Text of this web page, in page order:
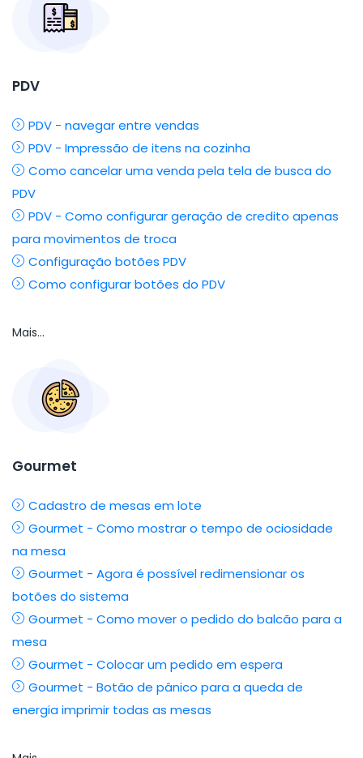
PDV
PDV - navegar entre vendas
PDV - Impressão de itens na cozinha
Como cancelar uma venda pela tela de busca do
PDV
PDV - Como configurar geração de credito apenas
para movimentos de troca
Configuração botões PDV
Como configurar botões do PDV
Mais...
Gourmet
Cadastro de mesas em lote
Gourmet - Como mostrar o tempo de ociosidade
na mesa
Gourmet - Agora é possível redimensionar os
botões do sistema
Gourmet - Como mover o pedido do balcão para a
mesa
Gourmet - Colocar um pedido em espera
Gourmet - Botão de pânico para a queda de
energia imprimir todas as mesas